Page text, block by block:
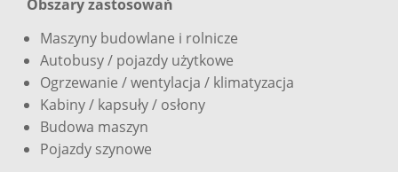
Obszary zastosowań
Maszyny budowlane i rolnicze
Autobusy / pojazdy użytkowe
Ogrzewanie / wentylacja / klimatyzacja
Kabiny / kapsuły / osłony
Budowa maszyn
Pojazdy szynowe